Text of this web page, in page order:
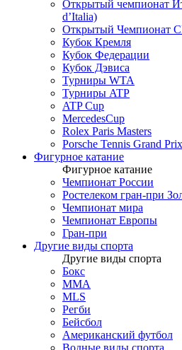
Открытый чемпионат
d’Italia)
Открытый Чемпионат
Кубок Кремля
Кубок Федерации
Кубок Дэвиса
Турниры WTA
Турниры ATP
ATP Cup
MercedesCup
Rolex Paris Masters
Porsche Tennis Grand Prix
Фигурное катание
Фигурное катание
Чемпионат России
Ростелеком гран-при
Чемпионат мира
Чемпионат Европы
Гран-при
Другие виды спорта
Другие виды спорта
Бокс
MMA
MLS
Регби
Бейсбол
Американский футбол
Водные виды спорта